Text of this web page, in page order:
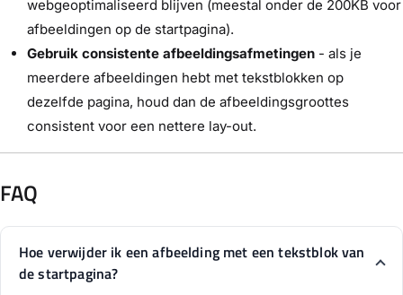
webgeoptimaliseerd blijven (meestal onder de 200KB voor
afbeeldingen op de startpagina).
Gebruik consistente afbeeldingsafmetingen - als je
meerdere afbeeldingen hebt met tekstblokken op
dezelfde pagina, houd dan de afbeeldingsgroottes
consistent voor een nettere lay-out.
FAQ
Hoe verwijder ik een afbeelding met een tekstblok van
de startpagina?